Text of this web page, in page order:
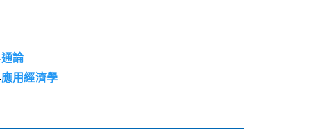
通論
應用經濟學